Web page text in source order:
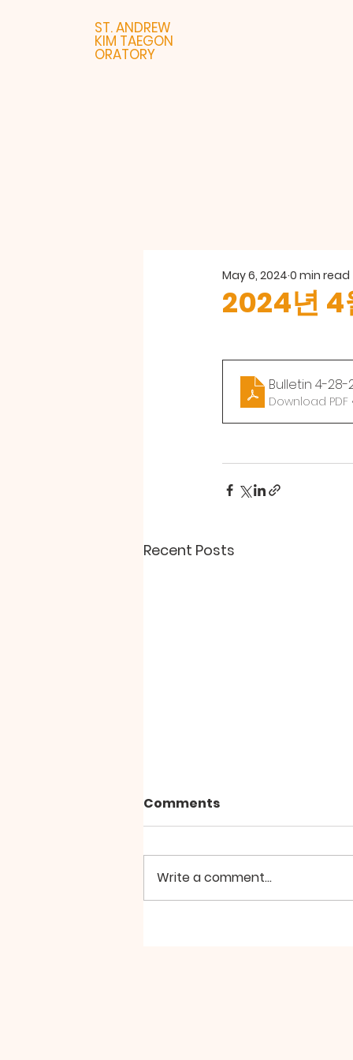
ST. ANDREW
KIM TAEGON
ORATORY
2024년 4
May 6, 2024 0 min read
Bulletin 4-28-
Download PDF
Recent Posts
2026년 8월2일 미사
Comments
Write a comment...